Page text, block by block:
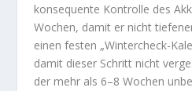
konsequente Kontrolle des
Wochen, damit er nicht
einen festen „Wintercheck-
damit dieser Schritt nicht
der mehr als 6–8 Wochen